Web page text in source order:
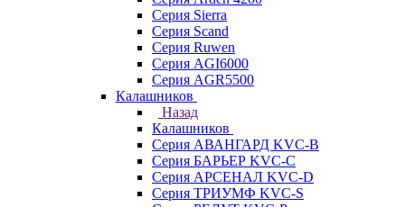
Серия Sierra
Серия Scand
Серия Ruwen
Серия AGI6000
Серия AGR5500
Калашников
Назад
Калашников
Серия АВАНГАРД KVC-B
Серия БАРЬЕР KVC-C
Серия АРСЕНАЛ KVC-D
Серия ТРИУМФ KVC-S